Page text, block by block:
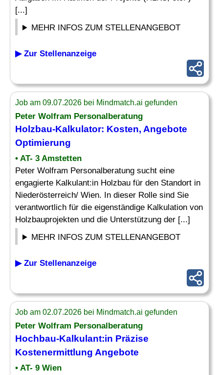
[...]
MEHR INFOS ZUM STELLENANGEBOT
▶ Zur Stellenanzeige
Job am 09.07.2026 bei Mindmatch.ai gefunden
Peter Wolfram Personalberatung
Holzbau-Kalkulator: Kosten, Angebote
Optimierung
• AT- 3 Amstetten
Peter Wolfram Personalberatung sucht eine
engagierte Kalkulant:in Holzbau für den Standort in
Niederösterreich/ Wien. In dieser Rolle sind Sie
verantwortlich für die eigenständige Kalkulation von
Holzbauprojekten und die Unterstützung der [...]
MEHR INFOS ZUM STELLENANGEBOT
▶ Zur Stellenanzeige
Job am 02.07.2026 bei Mindmatch.ai gefunden
Peter Wolfram Personalberatung
Hochbau-Kalkulant:in Präzise
Kostenermittlung Angebote
• AT- 9 Wien